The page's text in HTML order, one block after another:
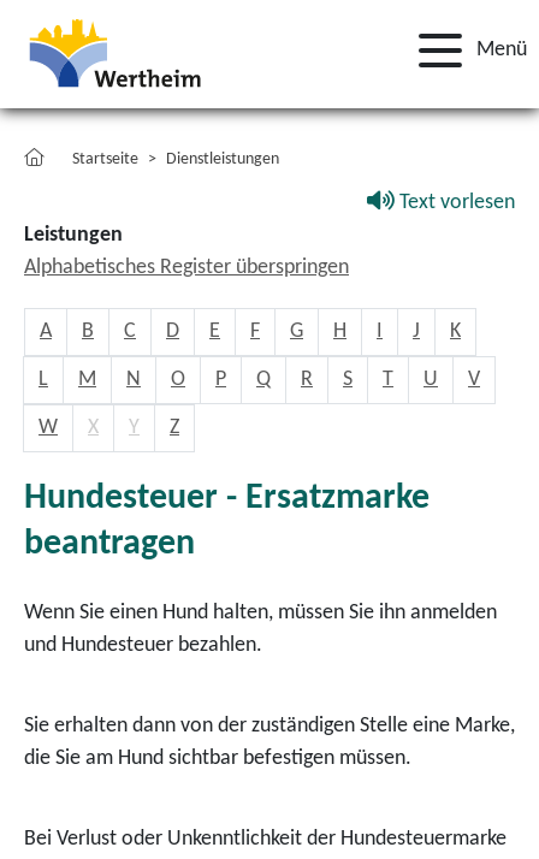
Menü
Startseite Dienstleistungen
Text vorlesen
Leistungen
Alphabetisches Register überspringen
A B C D E F G H I J K
L M N O P Q R S T U V
W X Y Z
Hundesteuer - Ersatzmarke
beantragen
Wenn Sie einen Hund halten, müssen Sie ihn anmelden
und Hundesteuer bezahlen.
Sie erhalten dann von der zuständigen Stelle eine Marke,
die Sie am Hund sichtbar befestigen müssen.
Bei Verlust oder Unkenntlichkeit der Hundesteuermarke